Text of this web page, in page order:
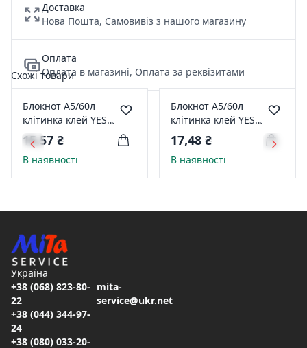
Доставка
Нова Пошта, Самовивіз з нашого магазину
Оплата
Оплата в магазині, Оплата за реквізитами
Схожі товари
Блокнот А5/60л
клітинка клей YES
"МОПЕДИ" 890873
15,57 ₴
В наявності
Блокнот А5/60л
клітинка клей YES
"МІНІ-КУПЕРИ" 890858
17,48 ₴
В наявності
Україна
+38 (068) 823-80-
22
+38 (044) 344-97-
24
+38 (080) 033-20-
mita-
service@ukr.net